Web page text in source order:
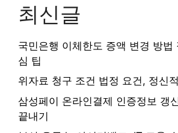
최신글
국민은행 이체한도 증액 변경 방법
심 팁
위자료 청구 조건 법정 요건, 정신
삼성페이 온라인결제 인증정보 갱
끝내기